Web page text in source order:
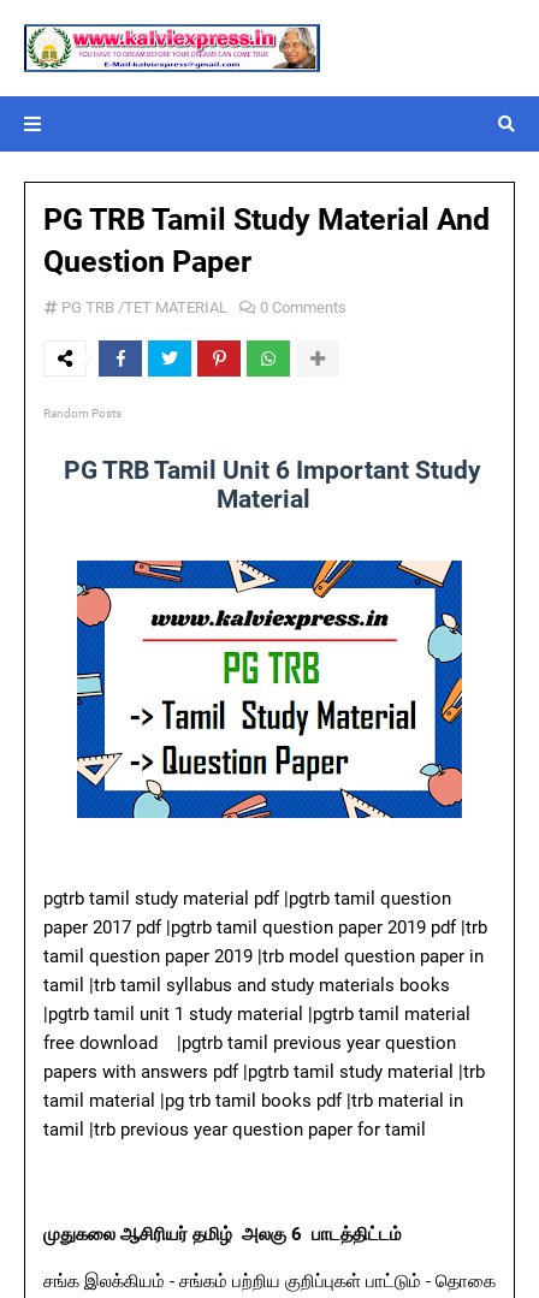
PG TRB Tamil Study Material And
Question Paper
PG TRB /TET MATERIAL 0 Comments
Random Posts
PG TRB Tamil Unit 6 Important Study
Material
pgtrb tamil study material pdf |pgtrb tamil question
paper 2017 pdf |pgtrb tamil question paper 2019 pdf |trb
tamil question paper 2019 |trb model question paper in
tamil |trb tamil syllabus and study materials books
|pgtrb tamil unit 1 study material |pgtrb tamil material
free download |pgtrb tamil previous year question
papers with answers pdf |pgtrb tamil study material |trb
tamil material |pg trb tamil books pdf |trb material in
tamil |trb previous year question paper for tamil
முதுகலை ஆசிரியர் தமிழ் அலகு 6 பாடத்திட்டம்
சங்க இலக்கியம் - சங்கம் பற்றிய குறிப்புகள் பாட்டும் - தொகை